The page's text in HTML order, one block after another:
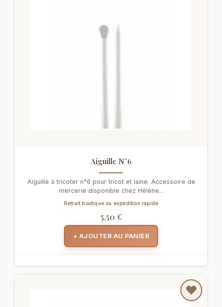
Aiguille N°6
Aiguille à tricoter n°6 pour tricot et laine. Accessoire de
mercerie disponible chez Hélène...
Retrait boutique ou expédition rapide
5,50 €
+ AJOUTER AU PANIER